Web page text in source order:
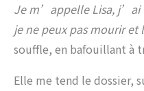
Je m’appelle Lisa, j’ai
je ne peux pas mourir et
souffle, en bafouillant à
Elle me tend le dossier,